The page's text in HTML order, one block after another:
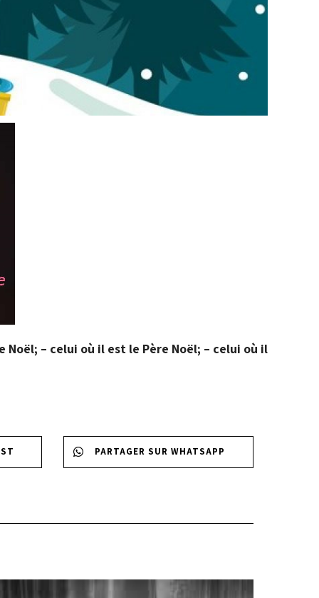
– celui où il est le Père Noël; – celui où il
PARTAGER SUR WHATSAPP